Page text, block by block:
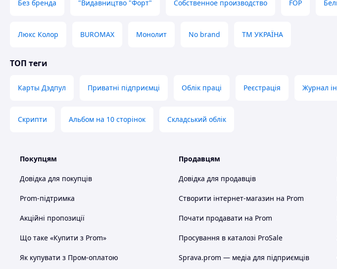
Без бренда "Видавництво "Форт" Собственное производство FOP
Люкс Колор BUROMAX Монолит No brand ТМ УКРАЇНА
ТОП теги
Карты Дэдпул Приватні підприємці Облік праці Реєстрація Журнал
Скрипти Альбом на 10 сторінок Складський облік
Покупцям
Довідка для покупців
Prom-підтримка
Акційні пропозиції
Що таке «Купити з Prom»
Як купувати з Пром-оплатою
Продавцям
Довідка для продавців
Створити інтернет-магазин на Prom
Почати продавати на Prom
Просування в каталозі ProSale
Sprava.prom — медіа для підприємців